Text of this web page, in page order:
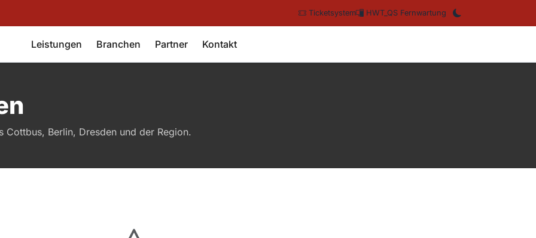
Ticketsystem HWT_QS Fernwartung
Leistungen Branchen Partner Kontakt
Cottbus, Berlin, Dresden und der Region.